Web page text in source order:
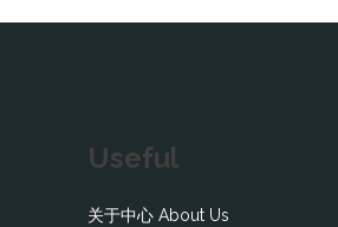
Useful
关于中心 About Us